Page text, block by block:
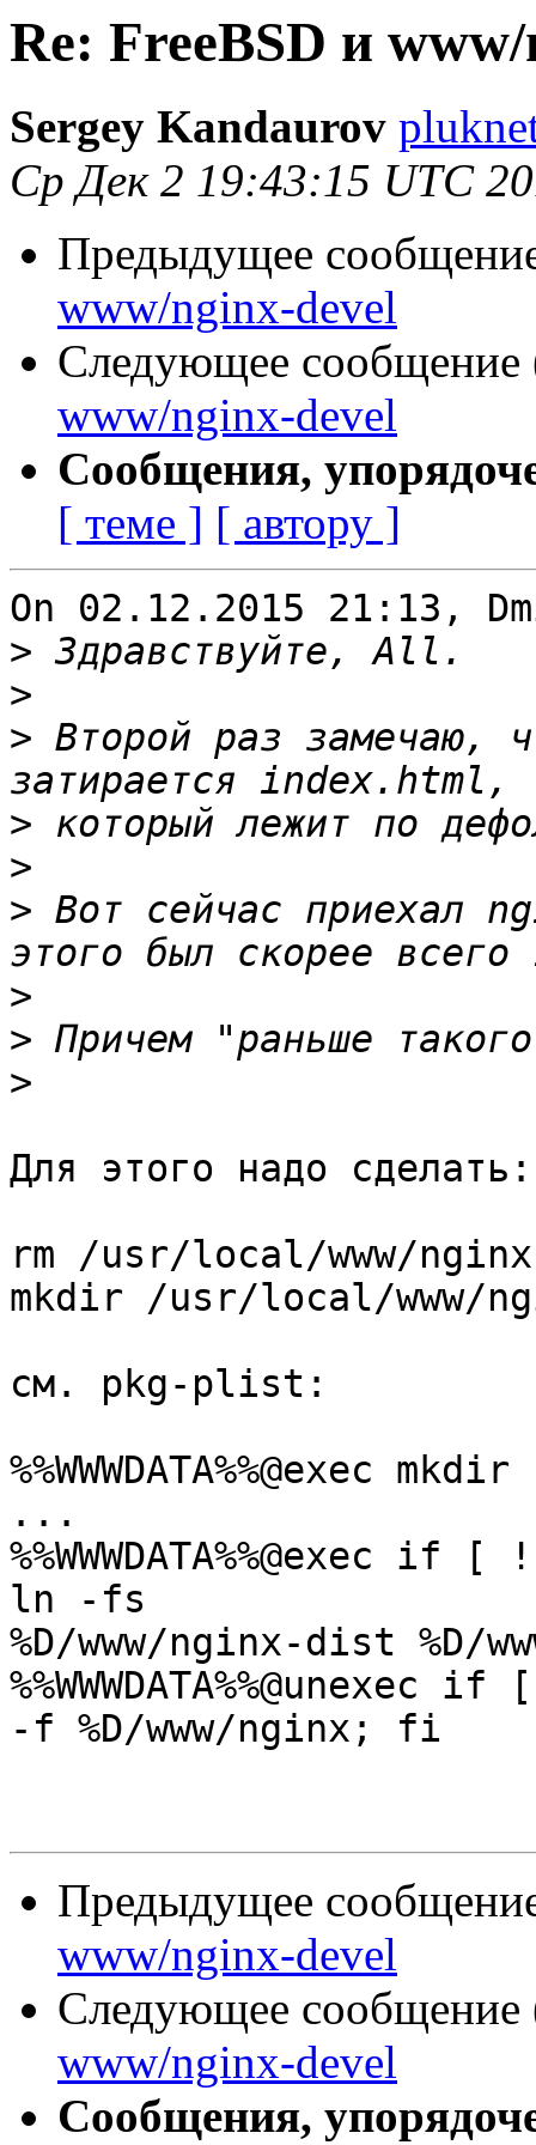
Re: FreeBSD и
Sergey Kandaurov
Ср Дек 2 19:43:15 UTC
Предыдущее
www/nginx-devel
Следующее сообщение
www/nginx-devel
Сообщения,
[ теме ] [ автору ]
On 02.12.2015 21:13,
>
>
> Второй раз замечаю,
>
>
> Вот сейчас приехал
>
>
>
Для этого надо сделать:
rm /usr/local/www/nginx
mkdir /usr/local/www/
см. pkg-plist:
%%WWWDATA%%@exec
...
ln -fs
%D/www/nginx-dist %D/
-f %D/www/nginx; fi
Предыдущее
www/nginx-devel
Следующее сообщение
www/nginx-devel
Сообщения,